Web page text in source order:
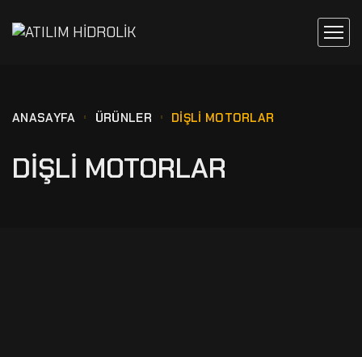
ANASAYFA ÜRÜNLER DIŞLI MOTORLAR
DIŞLI MOTORLAR